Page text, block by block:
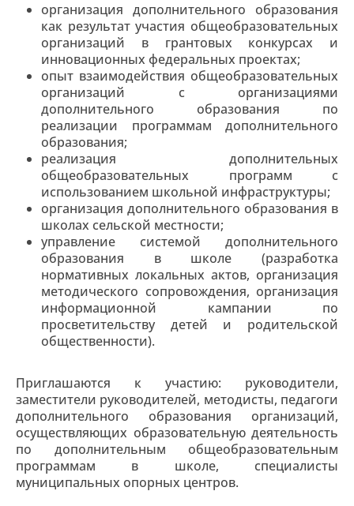
организация дополнительного образования
как результат участия общеобразовательных
организаций в грантовых конкурсах и
инновационных федеральных проектах;
опыт взаимодействия общеобразовательных
организаций с организациями
дополнительного образования по
реализации программам дополнительного
образования;
реализация дополнительных
общеобразовательных программ с
использованием школьной инфраструктуры;
организация дополнительного образования в
школах сельской местности;
управление системой дополнительного
образования в школе (разработка
нормативных локальных актов, организация
методического сопровождения, организация
информационной кампании по
просветительству детей и родительской
общественности).
Приглашаются к участию: руководители,
заместители руководителей, методисты, педагоги
дополнительного образования организаций,
осуществляющих образовательную деятельность
по дополнительным общеобразовательным
программам в школе, специалисты
муниципальных опорных центров.